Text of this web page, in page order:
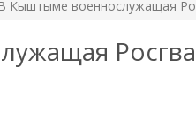
В Кыштыме военнослужащая